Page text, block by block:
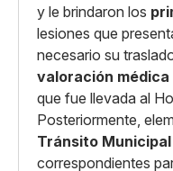
y le brindaron los
lesiones que
necesario su
valoración
que fue llevada al
Posteriormente,
Tránsito Municipal
correspondientes